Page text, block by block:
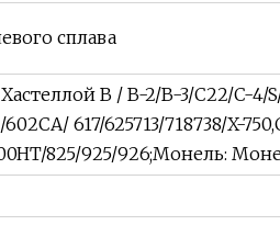
сплава
B / B-2/B-3/C22/C-
602CA/ 617/625713/718738/X-
825/925/926;Монель: